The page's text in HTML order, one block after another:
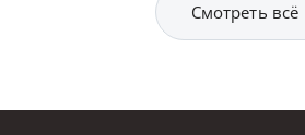
Смотреть всё